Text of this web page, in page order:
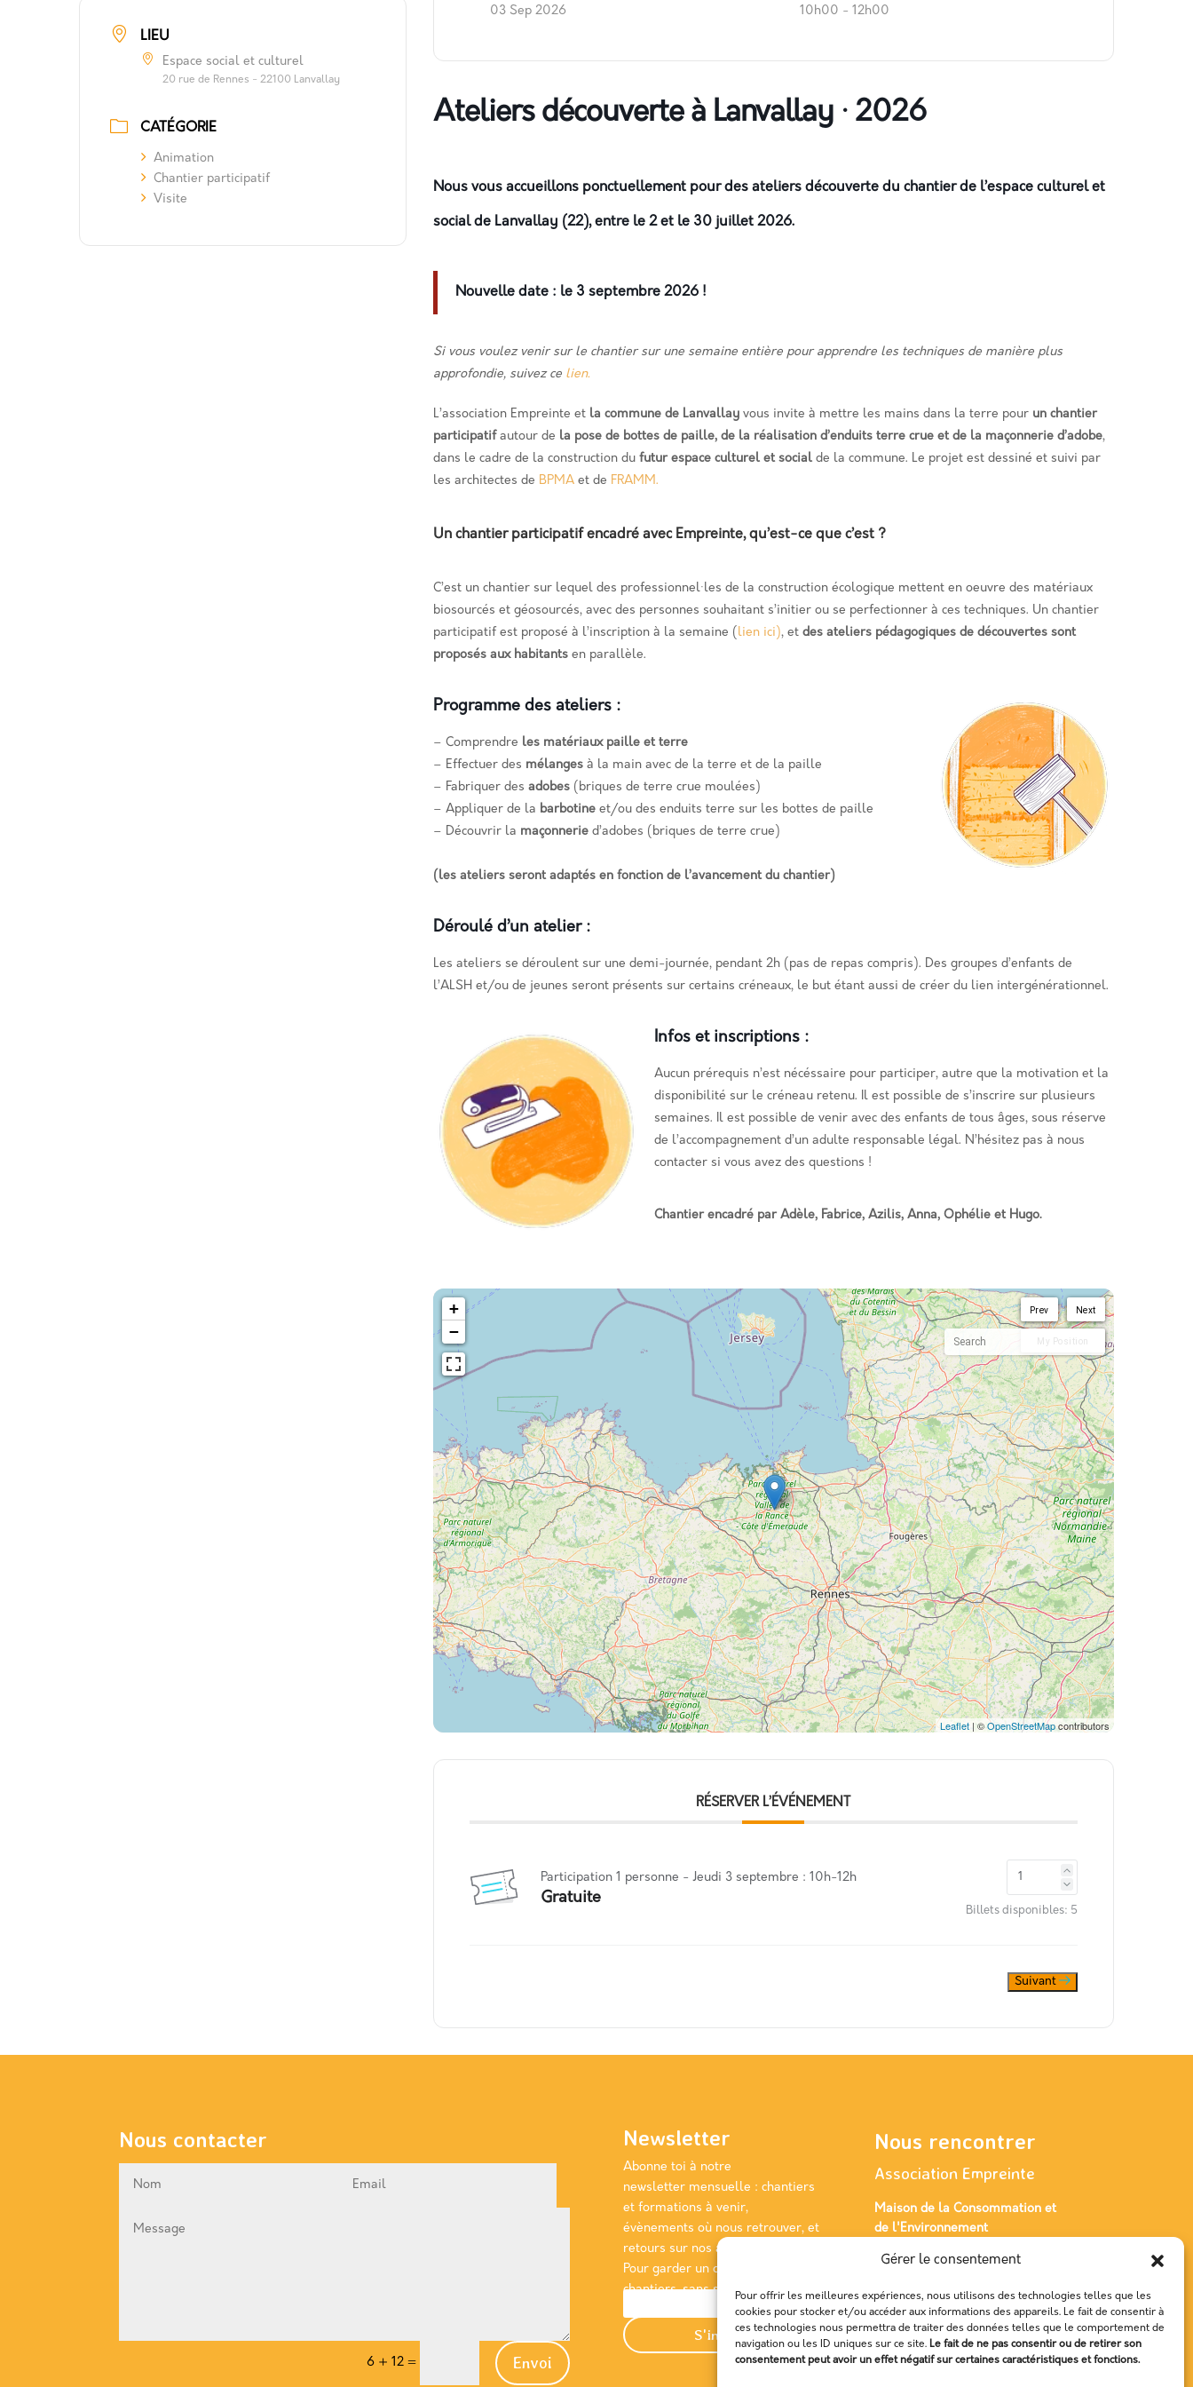
Gérer le consentement
Pour offrir les meilleures expériences, nous utilisons des technologies telles que les
cookies pour stocker et/ou accéder aux informations des appareils. Le fait de consentir à
ces technologies nous permettra de traiter des données telles que le comportement de
navigation ou les ID uniques sur ce site. Le fait de ne pas consentir ou de retirer son
consentement peut avoir un effet négatif sur certaines caractéristiques et fonctions.
LIEU
Espace social et culturel
20 rue de Rennes - 22100 Lanvallay
CATÉGORIE
Animation
Chantier participatif
Visite
03 Sep 2026 10h00 - 12h00
Ateliers découverte à Lanvallay · 2026
Nous vous accueillons ponctuellement pour des ateliers découverte du chantier de l’espace culturel et
social de Lanvallay (22), entre le2 et le 30 juillet 2026.
Nouvelle date : le 3 septembre 2026 !
Si vous voulez venir sur le chantier sur une semaine entière pour apprendre les techniques de manière plus
approfondie, suivez ce lien.
L’association Empreinte et la commune de Lanvallay vous invite à mettre les mains dans la terre pour un chantier
participatifautour de la pose de bottes de paille, de la réalisation d’enduits terre crue et de la maçonnerie d’adobe,
dans le cadre de la construction du futur espace culturel et socialde la commune. Le projet est dessiné et suivi par
les architectes de BPMAet de FRAMM.
Un chantier participatif encadré avec Empreinte, qu’est-ce que c’est ?
C’est un chantier sur lequel des professionnel·les de la construction écologique mettent en oeuvre des matériaux
biosourcés et géosourcés, avec des personnes souhaitant s’initier ou se perfectionner à ces techniques. Un chantier
participatif est proposé à l’inscription à la semaine ( lien ici), et des ateliers pédagogiques de découvertes sont
proposés aux habitants en parallèle.
Programme des ateliers :
– Comprendre les matériaux paille et terre
– Effectuer des mélangesà la main avec de la terre et de la paille
– Fabriquer des adobes(briques de terre crue moulées)
– Appliquer de la barbotineet/ou des enduits terre sur les bottes de paille
– Découvrir la maçonneried’adobes (briques de terre crue)
(les ateliers seront adaptés en fonction de l’avancement du chantier)
Déroulé d’un atelier :
Les ateliers se déroulent sur une demi-journée, pendant 2h (pas de repas compris). Des groupes d’enfants de
l’ALSH et/ou de jeunes seront présents sur certains créneaux, le but étant aussi de créer du lien intergénérationnel.
Infos et inscriptions :
Aucun prérequis n’est nécéssaire pour participer, autre que la motivation et la
disponibilité sur le créneau retenu. Il est possible de s’inscrire sur plusieurs
semaines. Il est possible de venir avec des enfants de tous âges, sous réserve
de l’accompagnement d’un adulte responsable légal. N’hésitez pas à nous
contacter si vous avez des questions !
Chantier encadré par Adèle, Fabrice, Azilis, Anna, Ophélie et Hugo.
Next
Prev
My Position
<!---->
+
−
Leaflet| ©OpenStreetMapcontributors
RÉSERVER L’ÉVÉNEMENT
Participation 1 personne - Jeudi 3 septembre : 10h-12h
Gratuite
Billets disponibles: 5
Suivant
Nous contacter
6 + 12 = Envoi
Newsletter
Abonne toi à notre
newsletter mensuelle : chantiers
et formations à venir,
évènements où nous retrouver, et
retours sur nos actions passées.
Pour garder un œil sur les
chantiers, sans se déplacer!
S'incrire
Nous rencontrer
Association Empreinte
Maison de la Consommation et
de l'Environnement
3500 RENNES